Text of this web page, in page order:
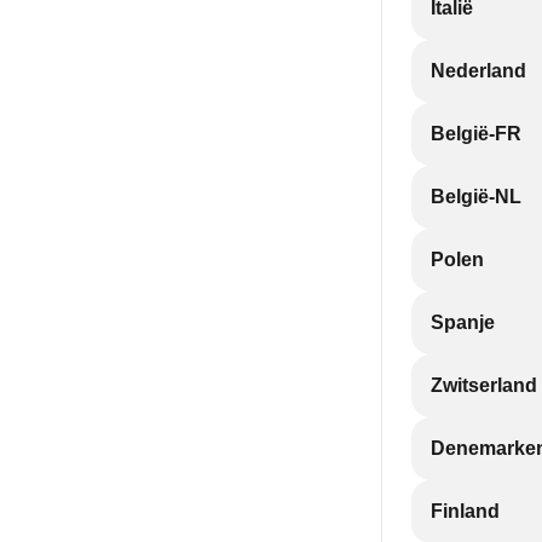
Italië
Nederland
België-FR
België-NL
Polen
Spanje
Zwitserland
Finland